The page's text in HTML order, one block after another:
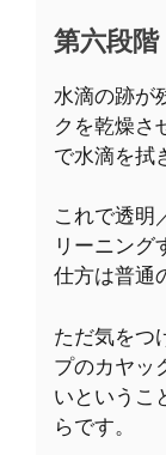
第六段階
水滴の跡が
クを乾燥さ
で水滴を拭
これで透明
リーニング
仕方は普通
ただ気をつ
プのカヤッ
いというこ
らです。